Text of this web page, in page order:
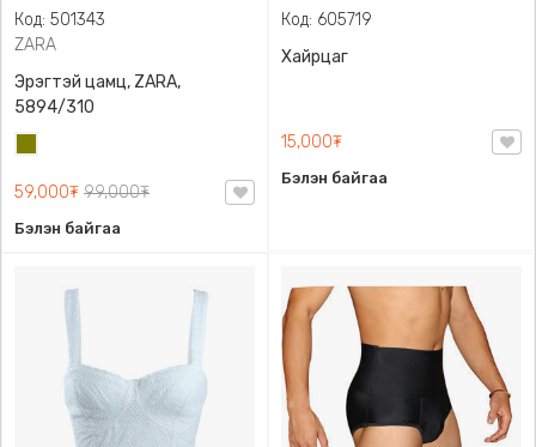
Код: 501343
ZARA
Эрэгтэй цамц, ZARA,
5894/310
59,000₮ 99,000₮
Бэлэн байгаа
Код: 605719
Хайрцаг
15,000₮
Бэлэн байгаа